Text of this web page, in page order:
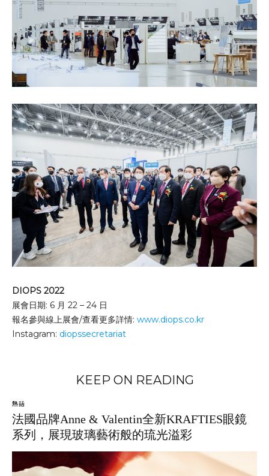
DIOPS 2022
展會日期: 6 月 22 – 24 日
報名參與線上展會/查看更多詳情: www.diops.co.kr
Instagram: diopssecretariat
KEEP ON READING
熱話
法國品牌Anne & Valentin全新KRAFTIES眼鏡
系列，展現玻璃藝術般的琉光溢彩